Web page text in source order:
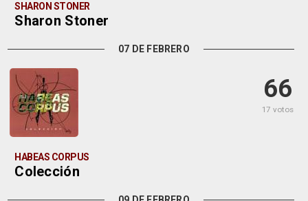
SHARON STONER
Sharon Stoner
07 DE FEBRERO
66
17 votos
HABEAS CORPUS
Colección